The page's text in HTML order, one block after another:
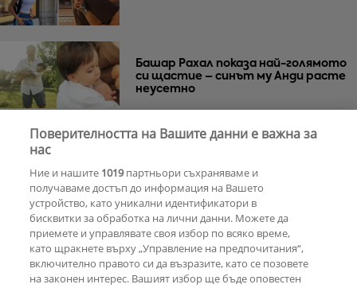
Башар Рахал показа най-голямото
си щастие – синът му Анди расте
неусетно
РЕКЛАМА
КОМЕНТАРИ
Поверителността на Вашите данни е важна за
нас
Ние и нашите 1019партньори съхраняваме и
получаваме достъп до информация на Вашето
устройство, като уникални идентификатори в
бисквитки за обработка на лични данни. Можете да
приемете и управлявате своя избор по всяко време,
като щракнете върху „Управление на предпочитания“,
включително правото си да възразите, като се позовете
на законен интерес. Вашият избор ще бъде оповестен